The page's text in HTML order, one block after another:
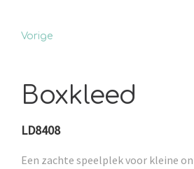
Vorige
Boxkleed
LD8408
Een zachte speelplek voor kleine